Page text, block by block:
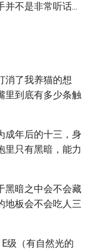
不是非常听话...
消了我养猫的想
里到底有多少条触
成年后的十三，身
里只有黑暗，能力
黑暗之中会不会藏
地板会不会吃人三
级（有自然光的